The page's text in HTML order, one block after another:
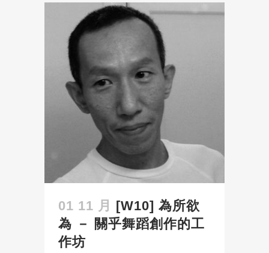
01 11 月 [W10] 為所欲
為 － 關乎舞蹈創作的工
作坊